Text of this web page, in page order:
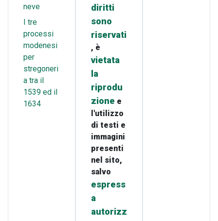
neve
I tre
processi
modenesi
per
stregoneri
a tra il
1539 ed il
1634
diritti
sono
riservati
, è
vietata
la
riprodu
zione e
l'utilizzo
di testi e
immagini
presenti
nel sito,
salvo
espress
a
autorizz